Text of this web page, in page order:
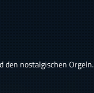
nostalgischen Orgeln.